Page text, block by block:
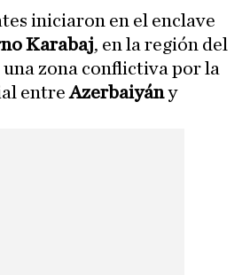
iniciaron en el enclave
Karabaj, en la región del
una zona conflictiva por la
entreAzerbaiyány